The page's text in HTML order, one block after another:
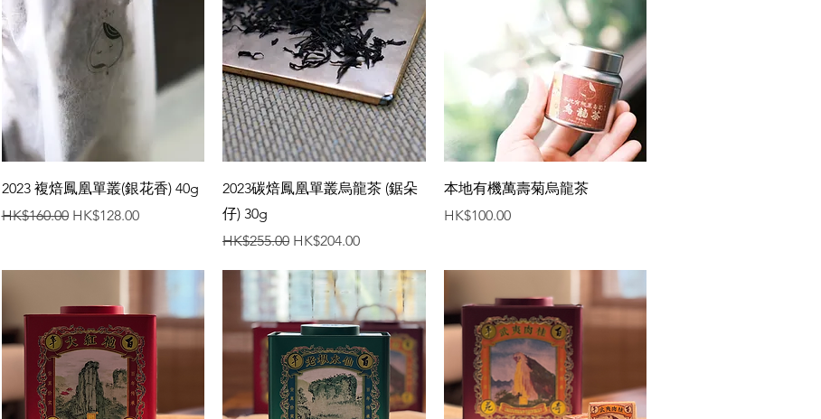
快速瀏覽
2023 複焙鳳凰單叢(銀花香) 40g
一般價格
HK$160.00 促銷價格
HK$128.00
快速瀏覽
2023碳焙鳳凰單叢烏龍茶 (鋸朵
仔) 30g
一般價格
HK$255.00 促銷價格
HK$204.00
快速瀏覽
本地有機萬壽菊烏龍茶
價格
HK$100.00